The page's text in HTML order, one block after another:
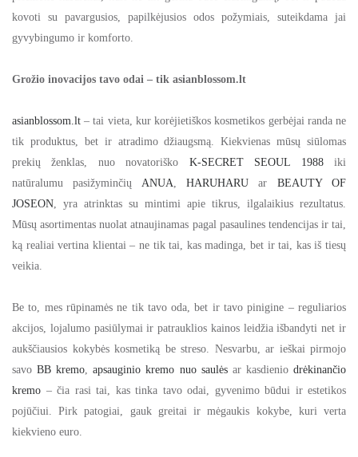
kovoti su pavargusios, papilkėjusios odos požymiais, suteikdama jai
gyvybingumo ir komforto.
Grožio inovacijos tavo odai – tik asianblossom.lt
asianblossom.lt – tai vieta, kur korėjietiškos kosmetikos gerbėjai randa ne
tik produktus, bet ir atradimo džiaugsmą. Kiekvienas mūsų siūlomas
prekių ženklas, nuo novatoriško K-SECRET SEOUL 1988iki
natūralumu pasižyminčių ANUA,HARUHARU ar BEAUTY OF
JOSEON, yra atrinktas su mintimi apie tikrus, ilgalaikius rezultatus.
Mūsų asortimentas nuolat atnaujinamas pagal pasaulines tendencijas ir tai,
ką realiai vertina klientai – ne tik tai, kas madinga, bet ir tai, kas iš tiesų
veikia.
Be to, mes rūpinamės ne tik tavo oda, bet ir tavo pinigine – reguliarios
akcijos, lojalumo pasiūlymai ir patrauklios kainos leidžia išbandyti net ir
aukščiausios kokybės kosmetiką be streso. Nesvarbu, ar ieškai pirmojo
savoBB kremo,apsauginio kremo nuo saulėsar kasdieniodrėkinančio
kremo – čia rasi tai, kas tinka tavo odai, gyvenimo būdui ir estetikos
pojūčiui. Pirk patogiai, gauk greitai ir mėgaukis kokybe, kuri verta
kiekvieno euro.